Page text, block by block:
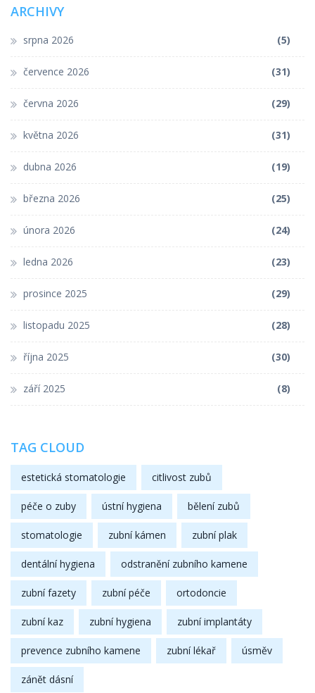
ARCHIVY
srpna 2026 (5)
července 2026 (31)
června 2026 (29)
května 2026 (31)
dubna 2026 (19)
března 2026 (25)
února 2026 (24)
ledna 2026 (23)
prosince 2025 (29)
listopadu 2025 (28)
října 2025 (30)
září 2025 (8)
TAG CLOUD
estetická stomatologie citlivost zubů
péče o zuby ústní hygiena bělení zubů
stomatologie zubní kámen zubní plak
dentální hygiena odstranění zubního kamene
zubní fazety zubní péče ortodoncie
zubní kaz zubní hygiena zubní implantáty
prevence zubního kamene zubní lékař úsměv
zánět dásní